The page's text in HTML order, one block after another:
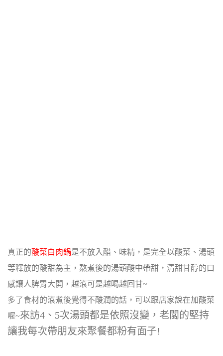
真正的酸菜白肉鍋是不放入醋、味精，是完全以酸菜、湯頭
等釋放的酸甜為主， 熬煮後的湯頭酸中帶甜，清甜甘醇的口
感讓人脾胃大開，越滾可是越喝越回甘~
多了食材的滾煮後覺得不酸潤的話，可以跟店家說在加酸菜
喔~來訪4、5次湯頭都是依照沒變，老闆的堅持
讓我每次帶朋友來聚餐都粉有面子!